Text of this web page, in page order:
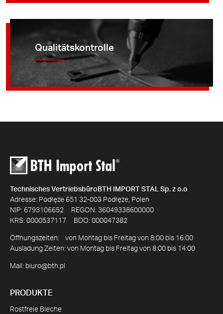
Qualitätskontrolle
Technisches VertriebsbüroBTH IMPORT STAL Sp. z o.o
Adresse: Podłęże 651 32-003 Podłęże, Polen
NIP: 6793106652 REGON: 36049338600000
KRS: 0000537117 BDO: 000047382
Öffnungszeiten: von Montag bis Freitag von 8:00 bis 16:00
Ausladung Zeiten: von Montag bis Freitag von 8:00 bis 14:00
Mail: biuro@bth.pl
PRODUKTE
Rostfreie Bleche